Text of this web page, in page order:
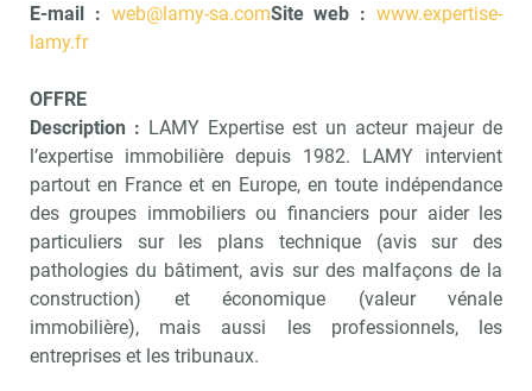
E-mail : web@lamy-sa.comSite web : www.expertise-
lamy.fr
OFFRE
Description : LAMY Expertise est un acteur majeur de
l’expertise immobilière depuis 1982. LAMY intervient
partout en France et en Europe, en toute indépendance
des groupes immobiliers ou financiers pour aider les
particuliers sur les plans technique (avis sur des
pathologies du bâtiment, avis sur des malfaçons de la
construction) et économique (valeur vénale
immobilière), mais aussi les professionnels, les
entreprises et les tribunaux.